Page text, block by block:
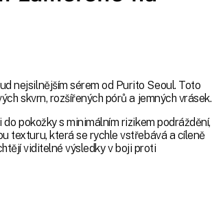
nejsilnějším sérem od Purito Seoul. Toto
skvrn, rozšířených pórů a jemných vrásek.
pokožky s minimálním rizikem podráždění,
texturu, která se rychle vstřebává a cíleně
viditelné výsledky v boji proti